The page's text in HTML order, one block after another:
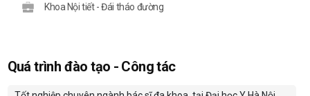
Khoa Nội tiết - Đái tháo đường
Quá trình đào tạo - Công tác